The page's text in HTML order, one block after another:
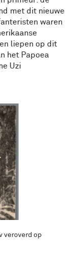
met dit nieuwe
waren
liepen op dit
het Papoea
Uzi
veroverd op